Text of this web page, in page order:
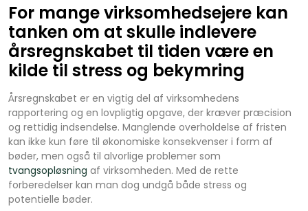
For mange virksomhedsejere kan
tanken om at skulle indlevere
årsregnskabet til tiden være en
kilde til stress og bekymring
Årsregnskabet er en vigtig del af virksomhedens
rapportering og en lovpligtig opgave, der kræver præcision
og rettidig indsendelse. Manglende overholdelse af fristen
kan ikke kun føre til økonomiske konsekvenser i form af
bøder, men også til alvorlige problemer som
tvangsopløsning af virksomheden. Med de rette
forberedelser kan man dog undgå både stress og
potentielle bøder.